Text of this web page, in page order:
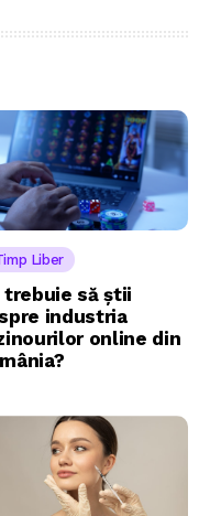
Liber
trebuie să știi
industria
online din